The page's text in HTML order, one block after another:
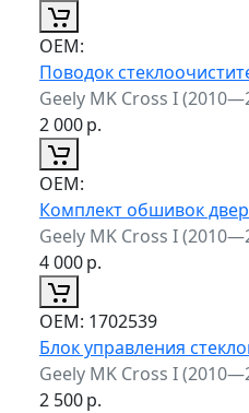
ОЕМ:
Поводок
Geely MK Cross I
2 000р.
ОЕМ:
Комплект обшивок
Geely MK Cross I
4 000р.
ОЕМ: 1702539
Блок управления
Geely MK Cross I
2 500р.